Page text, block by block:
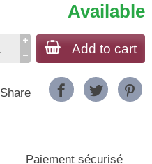
Available
Add to cart
Share
Paiement sécurisé